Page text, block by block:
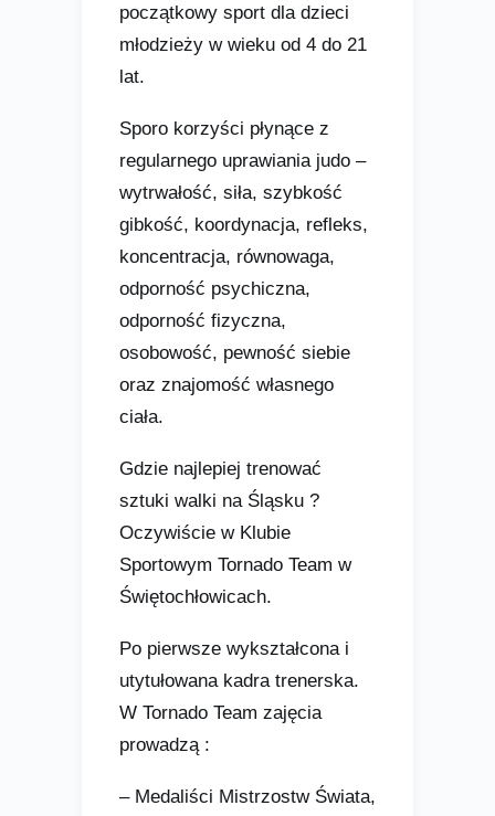
początkowy sport dla dzieci
młodzieży w wieku od 4 do 21
lat.
Sporo korzyści płynące z
regularnego uprawiania judo –
wytrwałość, siła, szybkość
gibkość, koordynacja, refleks,
koncentracja, równowaga,
odporność psychiczna,
odporność fizyczna,
osobowość, pewność siebie
oraz znajomość własnego
ciała.
Gdzie najlepiej trenować
sztuki walki na Śląsku ?
Oczywiście w Klubie
Sportowym Tornado Team w
Świętochłowicach.
Po pierwsze wykształcona i
utytułowana kadra trenerska.
W Tornado Team zajęcia
prowadzą :
– Medaliści Mistrzostw Świata,